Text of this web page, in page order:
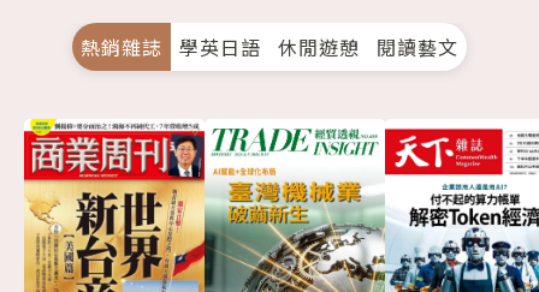
熱銷雜誌 學英日語 休閒遊憩 閱讀藝文